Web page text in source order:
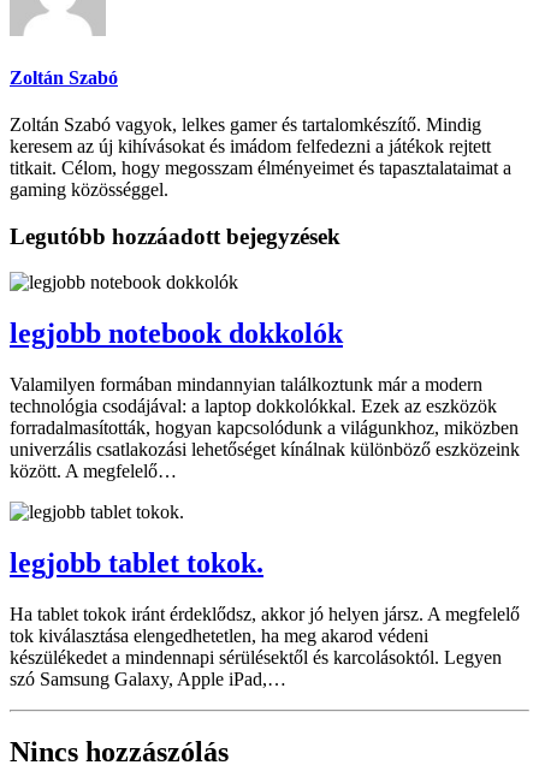
Zoltán Szabó
Zoltán Szabó vagyok, lelkes gamer és tartalomkészítő. Mindig
keresem az új kihívásokat és imádom felfedezni a játékok rejtett
titkait. Célom, hogy megosszam élményeimet és tapasztalataimat a
gaming közösséggel.
Legutóbb hozzáadott bejegyzések
legjobb notebook dokkolók
Valamilyen formában mindannyian találkoztunk már a modern
technológia csodájával: a laptop dokkolókkal. Ezek az eszközök
forradalmasították, hogyan kapcsolódunk a világunkhoz, miközben
univerzális csatlakozási lehetőséget kínálnak különböző eszközeink
között. A megfelelő…
legjobb tablet tokok.
Ha tablet tokok iránt érdeklődsz, akkor jó helyen jársz. A megfelelő
tok kiválasztása elengedhetetlen, ha meg akarod védeni
készülékedet a mindennapi sérülésektől és karcolásoktól. Legyen
szó Samsung Galaxy, Apple iPad,…
Nincs hozzászólás